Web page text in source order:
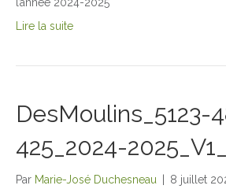
Lire la suite
DesMoulins_5123-
425_2024-
Par Marie-José Duchesneau 8 juillet